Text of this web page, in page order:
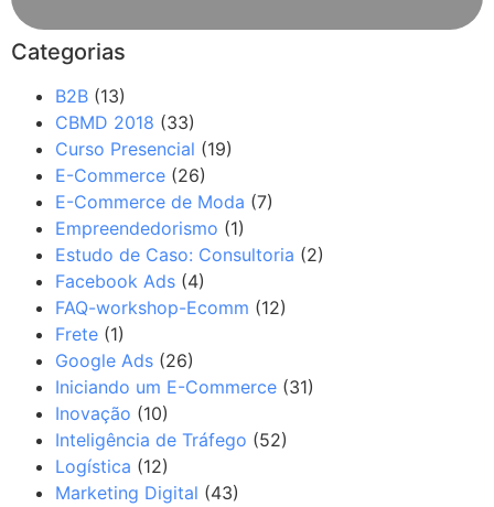
Categorias
B2B (13)
CBMD 2018 (33)
Curso Presencial (19)
E-Commerce (26)
E-Commerce de Moda (7)
Empreendedorismo (1)
Estudo de Caso: Consultoria (2)
Facebook Ads (4)
FAQ-workshop-Ecomm (12)
Frete (1)
Google Ads (26)
Iniciando um E-Commerce (31)
Inovação (10)
Inteligência de Tráfego (52)
Logística (12)
Marketing Digital (43)